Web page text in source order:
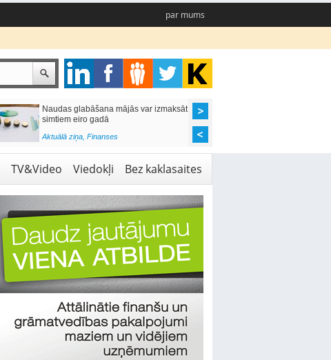
par mums
Naudas glabāšana mājās var izmaksāt
simtiem eiro gadā
Aktuālā ziņa, Finanses
TV&Video Viedokļi Bez kaklasaites